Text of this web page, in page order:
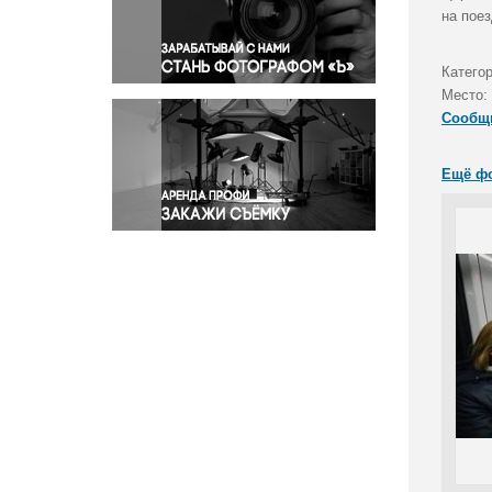
Правосудие
Происшествия и конфликты
Религия
Светская жизнь
Спорт
Экология
Экономика и бизнес
на
Место:
Ещё